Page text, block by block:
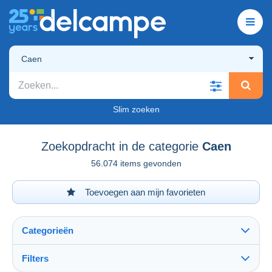
Caen
Slim zoeken
Zoekopdracht in de categorie Caen
56.074 items gevonden
Toevoegen aan mijn favorieten
Categorieën
Filters